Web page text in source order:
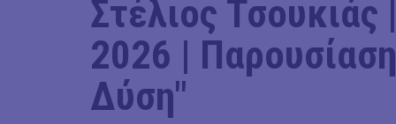
Στέλιος Τσουκιάς
2026 |
Δύση"